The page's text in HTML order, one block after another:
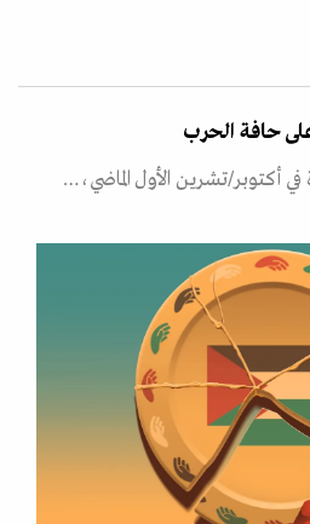
حافة الحرب
أكتوبر/تشرين الأول الماضي،…